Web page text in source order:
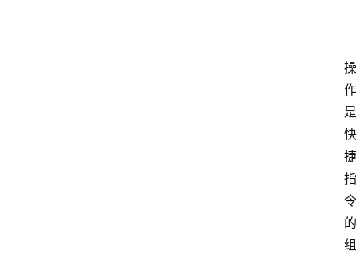
操
作
是
快
捷
指
令
的
组